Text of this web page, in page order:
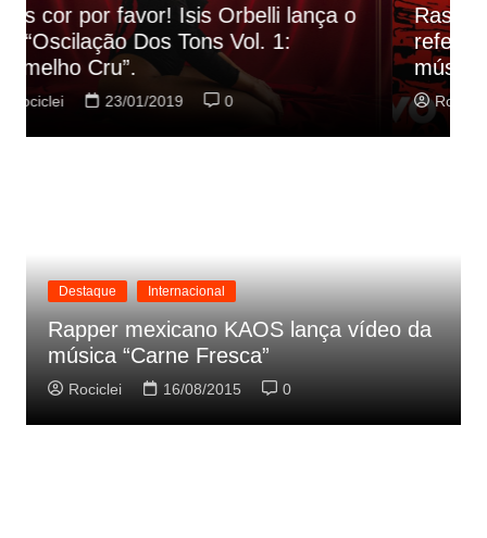
Rashid vai buscar nos HQs as
referencias do clipe de sua nova
música
Rociclei 22/01/2019
Destaque Internacional
Rapper mexicano KAOS lança vídeo da
música “Carne Fresca”
Rociclei 16/08/2015 0